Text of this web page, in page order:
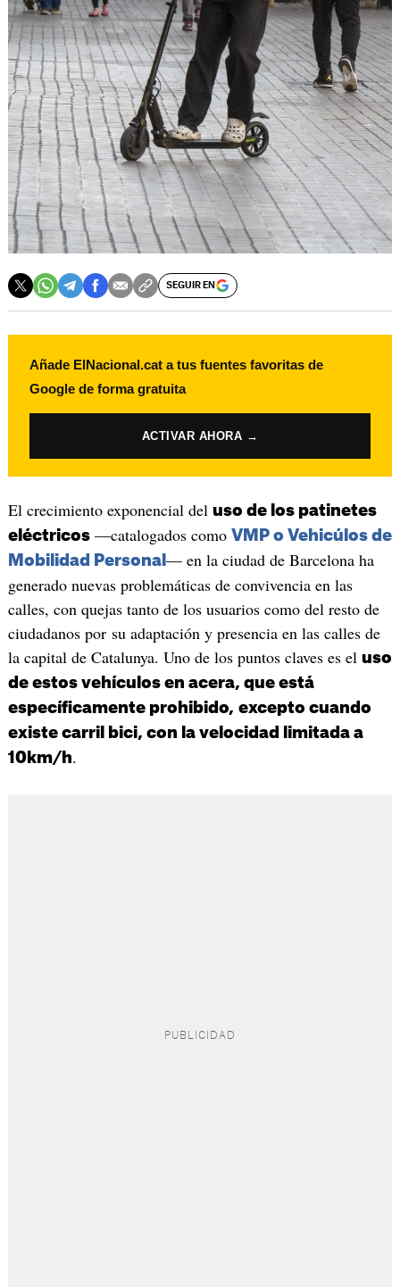
SEGUIR EN
Añade ElNacional.cat a tus fuentes favoritas de
Google de forma gratuita
ACTIVAR AHORA →
El crecimiento exponencial del uso de los patinetes
eléctricos—catalogados como VMP o Vehicúlos de
Mobilidad Personal — en la ciudad de Barcelona ha
generado nuevas problemáticas de convivencia en las
calles, con quejas tanto de los usuarios como del resto de
ciudadanos por su adaptación y presencia en las calles de
la capital de Catalunya. Uno de los puntos claves es el uso
de estos vehículos en acera, que está
específicamente prohibido, excepto cuando
existe carril bici, con la velocidad limitada a
10km/h.